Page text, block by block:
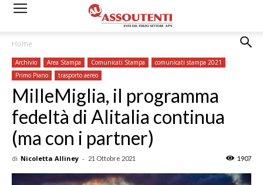
Home
Archivio Area Stampa Comunicati Stampa
comunicati stampa 2021
Primo Piano
trasporto aereo
MilleMiglia, il programma
fedeltà di Alitalia continua
(ma con i partner)
di Nicoletta Alliney - 21 Ottobre 2021 1907